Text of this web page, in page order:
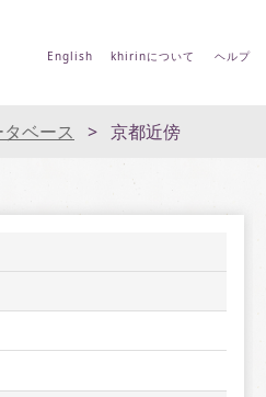
English khirinについて ヘルプ
ベース 京都近傍